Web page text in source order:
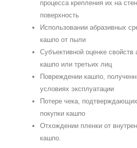
процесса крепления их на
поверхность
Использовании абразивных
кашпо от пыли
Субъективной оценке свойств
кашпо или третьих лиц
Повреждении кашпо,
условиях эксплуатации
Потере чека,
покупки кашпо
Отхождении пленки от
кашпо.